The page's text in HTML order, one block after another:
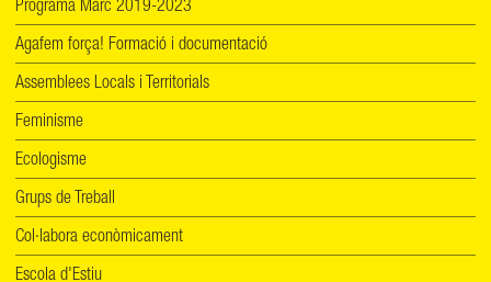
Programa Marc 2019-2023
Agafem força! Formació i documentació
Assemblees Locals i Territorials
Feminisme
Ecologisme
Grups de Treball
Col·labora econòmicament
Escola d'Estiu